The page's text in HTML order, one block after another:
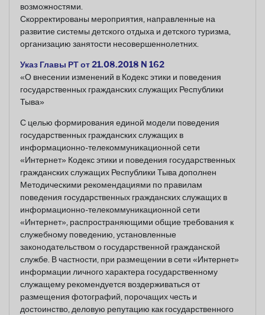
возможностями.
Скорректированы мероприятия, направленные на
развитие системы детского отдыха и детского туризма,
организацию занятости несовершеннолетних.
Указ Главы РТ от 21.08.2018 N 162
«О внесении изменений в Кодекс этики и поведения
государственных гражданских служащих Республики
Тыва»
С целью формирования единой модели поведения
государственных гражданских служащих в
информационно-телекоммуникационной сети
«Интернет» Кодекс этики и поведения государственных
гражданских служащих Республики Тыва дополнен
Методическими рекомендациями по правилам
поведения государственных гражданских служащих в
информационно-телекоммуникационной сети
«Интернет», распространяющими общие требования к
служебному поведению, установленные
законодательством о государственной гражданской
службе. В частности, при размещении в сети «Интернет»
информации личного характера государственному
служащему рекомендуется воздерживаться от
размещения фотографий, порочащих честь и
достоинство, деловую репутацию как государственного